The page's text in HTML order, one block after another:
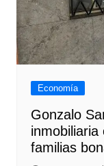
Economía
Gonzalo
familias